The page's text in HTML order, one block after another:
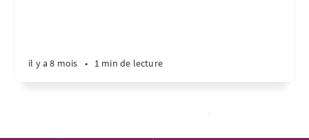
il y a 8 mois • 1 min de lecture